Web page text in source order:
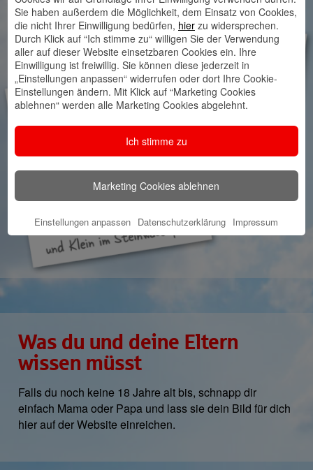
Was du und deine Eltern
wissen müsst
Falls du noch keine 18 Jahre alt bis, schnapp dir
einfach Mama oder Papa und lass sie dein Bild für dich
hier auf der Website einreichen.
Sie haben außerdem die Möglichkeit, dem Einsatz von Cookies,
die nicht Ihrer Einwilligung bedürfen, hier zu widersprechen.
Durch Klick auf “Ich stimme zu“ willigen Sie der Verwendung
aller auf dieser Website einsetzbaren Cookies ein. Ihre
Einwilligung ist freiwillig. Sie können diese jederzeit in
„Einstellungen anpassen“ widerrufen oder dort Ihre Cookie-
Einstellungen ändern. Mit Klick auf “Marketing Cookies
ablehnen“ werden alle Marketing Cookies abgelehnt.
Ich stimme zu
Marketing Cookies ablehnen
Einstellungen anpassen Datenschutzerklärung Impressum